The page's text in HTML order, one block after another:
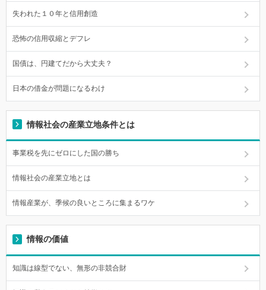
失われた１０年と信用創造
恐怖の信用収縮とデフレ
国債は、円建てだから大丈夫？
日本の借金が問題になるわけ
情報社会の産業立地条件とは
事業税を先にゼロにした国の勝ち
情報社会の産業立地とは
情報産業が、季候の良いところに集まるワケ
情報の価値
知識は線型でない、無形の非競合財